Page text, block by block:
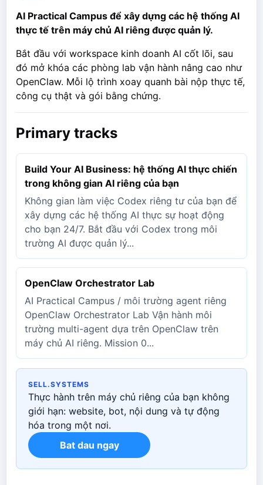
AI Practical Campus để xây dựng các hệ thống AI
thực tế trên máy chủ AI riêng được quản lý.
Bắt đầu với workspace kinh doanh AI cốt lõi, sau
đó mở khóa các phòng lab vận hành nâng cao như
OpenClaw. Mỗi lộ trình xoay quanh bài nộp thực tế,
công cụ thật và gói bằng chứng.
Primary tracks
Build Your AI Business: hệ thống AI thực chiến
trong không gian AI riêng của bạn
Không gian làm việc Codex riêng tư của bạn để
xây dựng các hệ thống AI thực sự hoạt động
cho bạn 24/7. Bắt đầu với Codex trong môi
trường AI được quản lý...
OpenClaw Orchestrator Lab
AI Practical Campus / môi trường agent riêng
OpenClaw Orchestrator Lab Vận hành môi
trường multi-agent dựa trên OpenClaw trên
máy chủ AI riêng. Mission 0...
SELL.SYSTEMS
Thực hành trên máy chủ riêng của bạn không
giới hạn: website, bot, nội dung và tự động
hóa trong một nơi.
Bat dau ngay